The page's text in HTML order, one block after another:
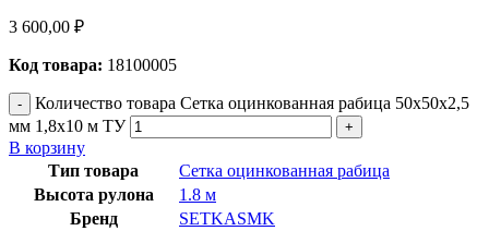
3 600,00 ₽
Код товара: 18100005
Количество товара Сетка оцинкованная рабица 50х50х2,5
мм 1,8х10 м ТУ
В корзину
Тип товара
Сетка оцинкованная рабица
Высота рулона
1.8 м
Бренд
SETKASMK